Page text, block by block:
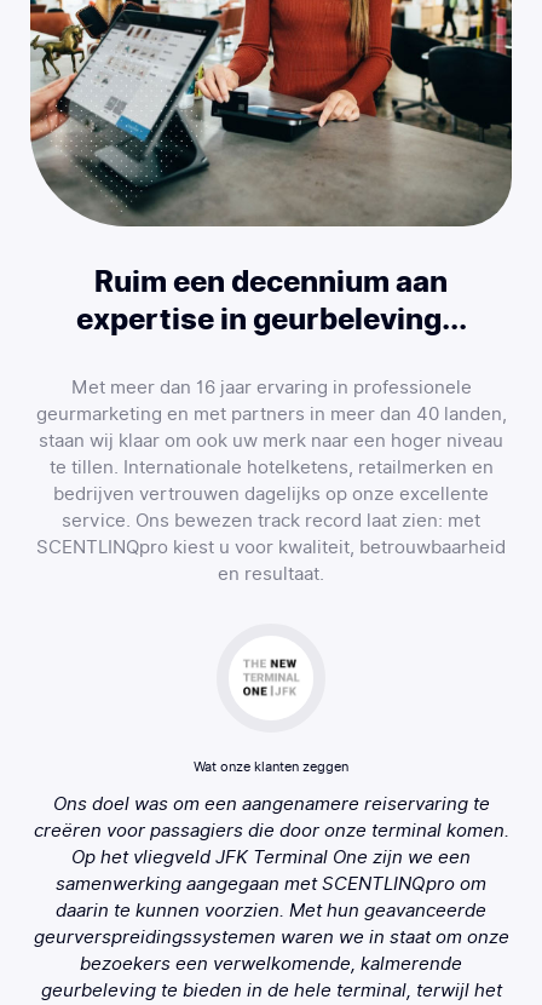
Ruim een decennium aan
expertise in geurbeleving...
Met meer dan 16 jaar ervaring in professionele
geurmarketing en met partners in meer dan 40 landen,
staan wij klaar om ook uw merk naar een hoger niveau
te tillen. Internationale hotelketens, retailmerken en
bedrijven vertrouwen dagelijks op onze excellente
service. Ons bewezen track record laat zien: met
SCENTLINQpro kiest u voor kwaliteit, betrouwbaarheid
en resultaat.
Wat onze klanten zeggen
Ons doel was om een aangenamere reiservaring te
creëren voor passagiers die door onze terminal komen.
Op het vliegveld JFK Terminal One zijn we een
samenwerking aangegaan met SCENTLINQpro om
daarin te kunnen voorzien. Met hun geavanceerde
geurverspreidingssystemen waren we in staat om onze
bezoekers een verwelkomende, kalmerende
geurbeleving te bieden in de hele terminal, terwijl het